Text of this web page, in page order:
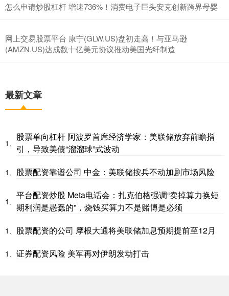
怎么申请炒股杠杆 增速736%！消费电子巨头安克创新跨界母婴
网上交易股票平台 康宁(GLW.US)盘初走高！与亚马逊
(AMZN.US)达成数十亿美元协议推动美国光纤制造
最新文章
1、
股票单向杠杆 阿波罗首席经济学家：美联储放弃前瞻指
引，导致美债“溜溜球”式波动
1、 股票配资靠谱公司 中金：美联储按兵不动加剧市场风险
1、
平台配资炒股 Meta电话会：扎克伯格强调“卖掉算力换短
期利润是愚蠢的”，烧钱买算力不是赌博是必须
1、 股票配资的公司 摩根大通将美联储加息预期提前至12月
1、 证券配资风险 美军再对伊朗发动打击